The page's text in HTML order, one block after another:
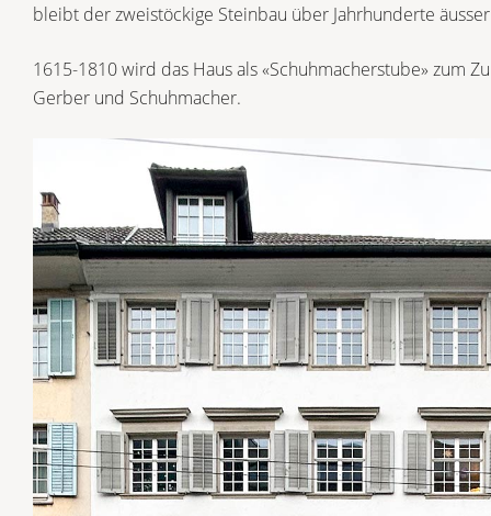
bleibt der zweistöckige Steinbau über Jahrhunderte
1615-1810 wird das Haus als «Schuhmacherstube» zum
Gerber und Schuhmacher.